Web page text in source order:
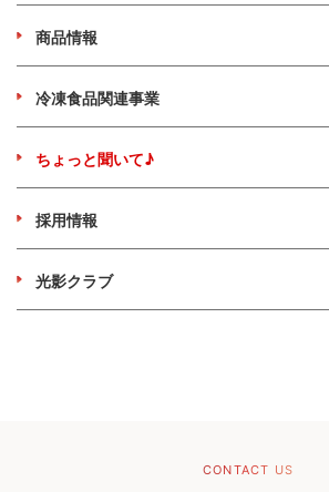
商品情報
冷凍食品関連事業
ちょっと聞いて♪
採用情報
光影クラブ
CONTACT US